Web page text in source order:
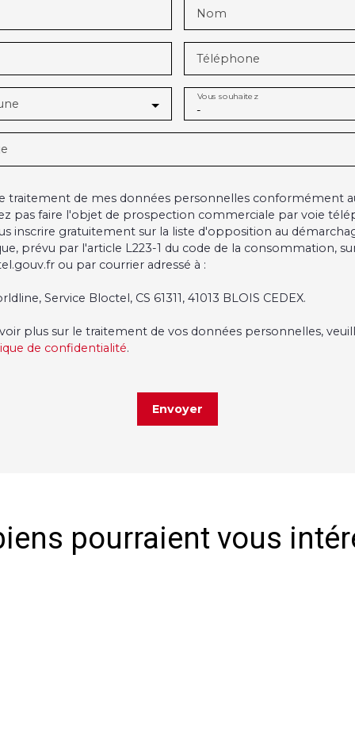
Nom
Téléphone
-
Vous souhaitez
traitement de mes données personnelles conformément
pas faire l'objet de prospection commerciale par voie
inscrire gratuitement sur la liste d'opposition au
prévu par l'article L223-1 du code de la consommation,
ou par courrier adressé à :
Service Bloctel, CS 61311, 41013 BLOIS CEDEX.
plus sur le traitement de vos données personnelles,
de confidentialité.
Envoyer
pourraient vous